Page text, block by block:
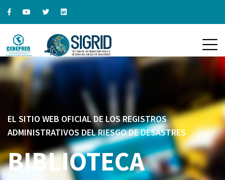
EL SITIO WEB OFICIAL DE LOS REGISTROS
ADMINISTRATIVOS DEL RIESGO DE DESASTRES
BIBLIOTECA